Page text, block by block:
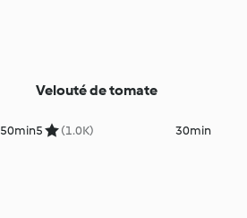
50min
Velouté de tomate
5 (1.0K) 30min